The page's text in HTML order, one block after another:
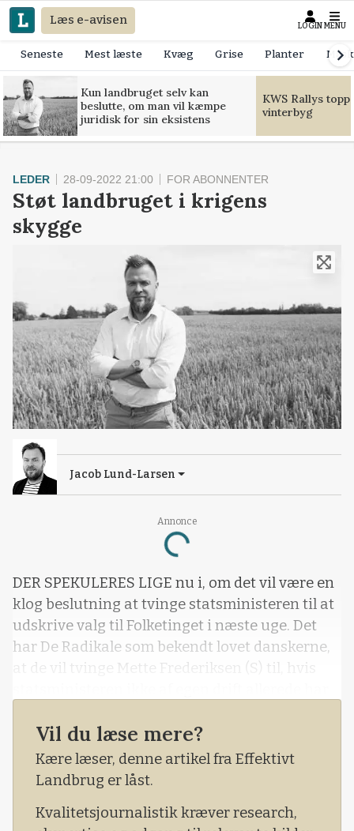
Læs e-avisen LOGIN MENU
Seneste Mest læste Kvæg Grise Planter
Kun landbruget selv kan
beslutte, om man vil kæmpe
juridisk for sin eksistens
KWS Rallys
vinterbyg
Annonce
Loading...
LEDER 28-09-2022 21:00 FOR ABONNENTER
Støt landbruget i krigens
skygge
Jacob Lund-Larsen
DER SPEKULERES LIGE nu i, om det vil være en
klog beslutning at tvinge statsministeren til at
udskrive valg til Folketinget i næste uge. Det
har De Radikale som bekendt lovet danskerne,
at de vil tvinge Mette Frederiksen (S) til, hvis
Vil du læse mere?
Kære læser, denne artikel fra Effektivt
Landbrug er låst.
Kvalitetsjournalistik kræver research,